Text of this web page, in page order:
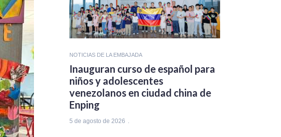
NOTICIAS DE LA EMBAJADA
Inauguran curso de español para
niños y adolescentes
venezolanos en ciudad china de
Enping
5 de agosto de 2026